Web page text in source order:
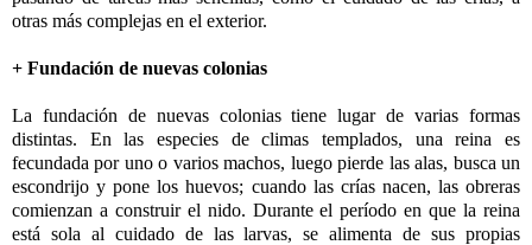
otras más complejas en el exterior.
+ Fundación de nuevas colonias
La fundación de nuevas colonias tiene lugar de varias formas
distintas. En las especies de climas templados, una reina es
fecundada por uno o varios machos, luego pierde las alas, busca un
escondrijo y pone los huevos; cuando las crías nacen, las obreras
comienzan a construir el nido. Durante el período en que la reina
está sola al cuidado de las larvas, se alimenta de sus propias